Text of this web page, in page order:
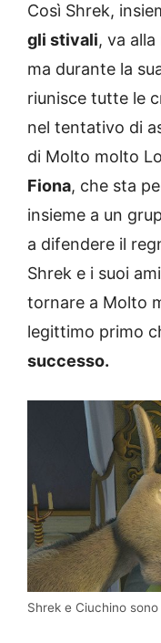
Così Shrek,
gli stivali, va
ma durante la
riunisce tutte le
nel tentativo di
di Molto molto
Fiona, che sta
insieme a un
a difendere il
Shrek e i suoi
tornare a Molto
legittimo primo
successo.
Shrek e Ciuchino